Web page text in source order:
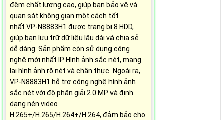
đêm chất lượng cao, giúp bạn bảo vệ và
quan sát không gian một cách tốt
nhất.VP-N8883H1 được trang bị 8 HDD,
giúp bạn lưu trữ dữ liệu lâu dài và chia sẻ
dễ dàng. Sản phẩm còn sử dụng công
nghệ mới nhất IP Hình ảnh sắc nét, mang
lại hình ảnh rõ nét và chân thực. Ngoài ra,
VP-N8883H1 hỗ trợ công nghệ hình ảnh
sắc nét với độ phân giải 2.0 MP và định
dạng nén video
H.265+/H.265/H.264+/H.264, đảm bảo cho